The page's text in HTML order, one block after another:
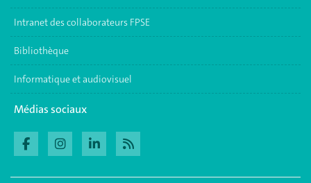
Intranet des collaborateurs FPSE
Bibliothèque
Informatique et audiovisuel
Médias sociaux